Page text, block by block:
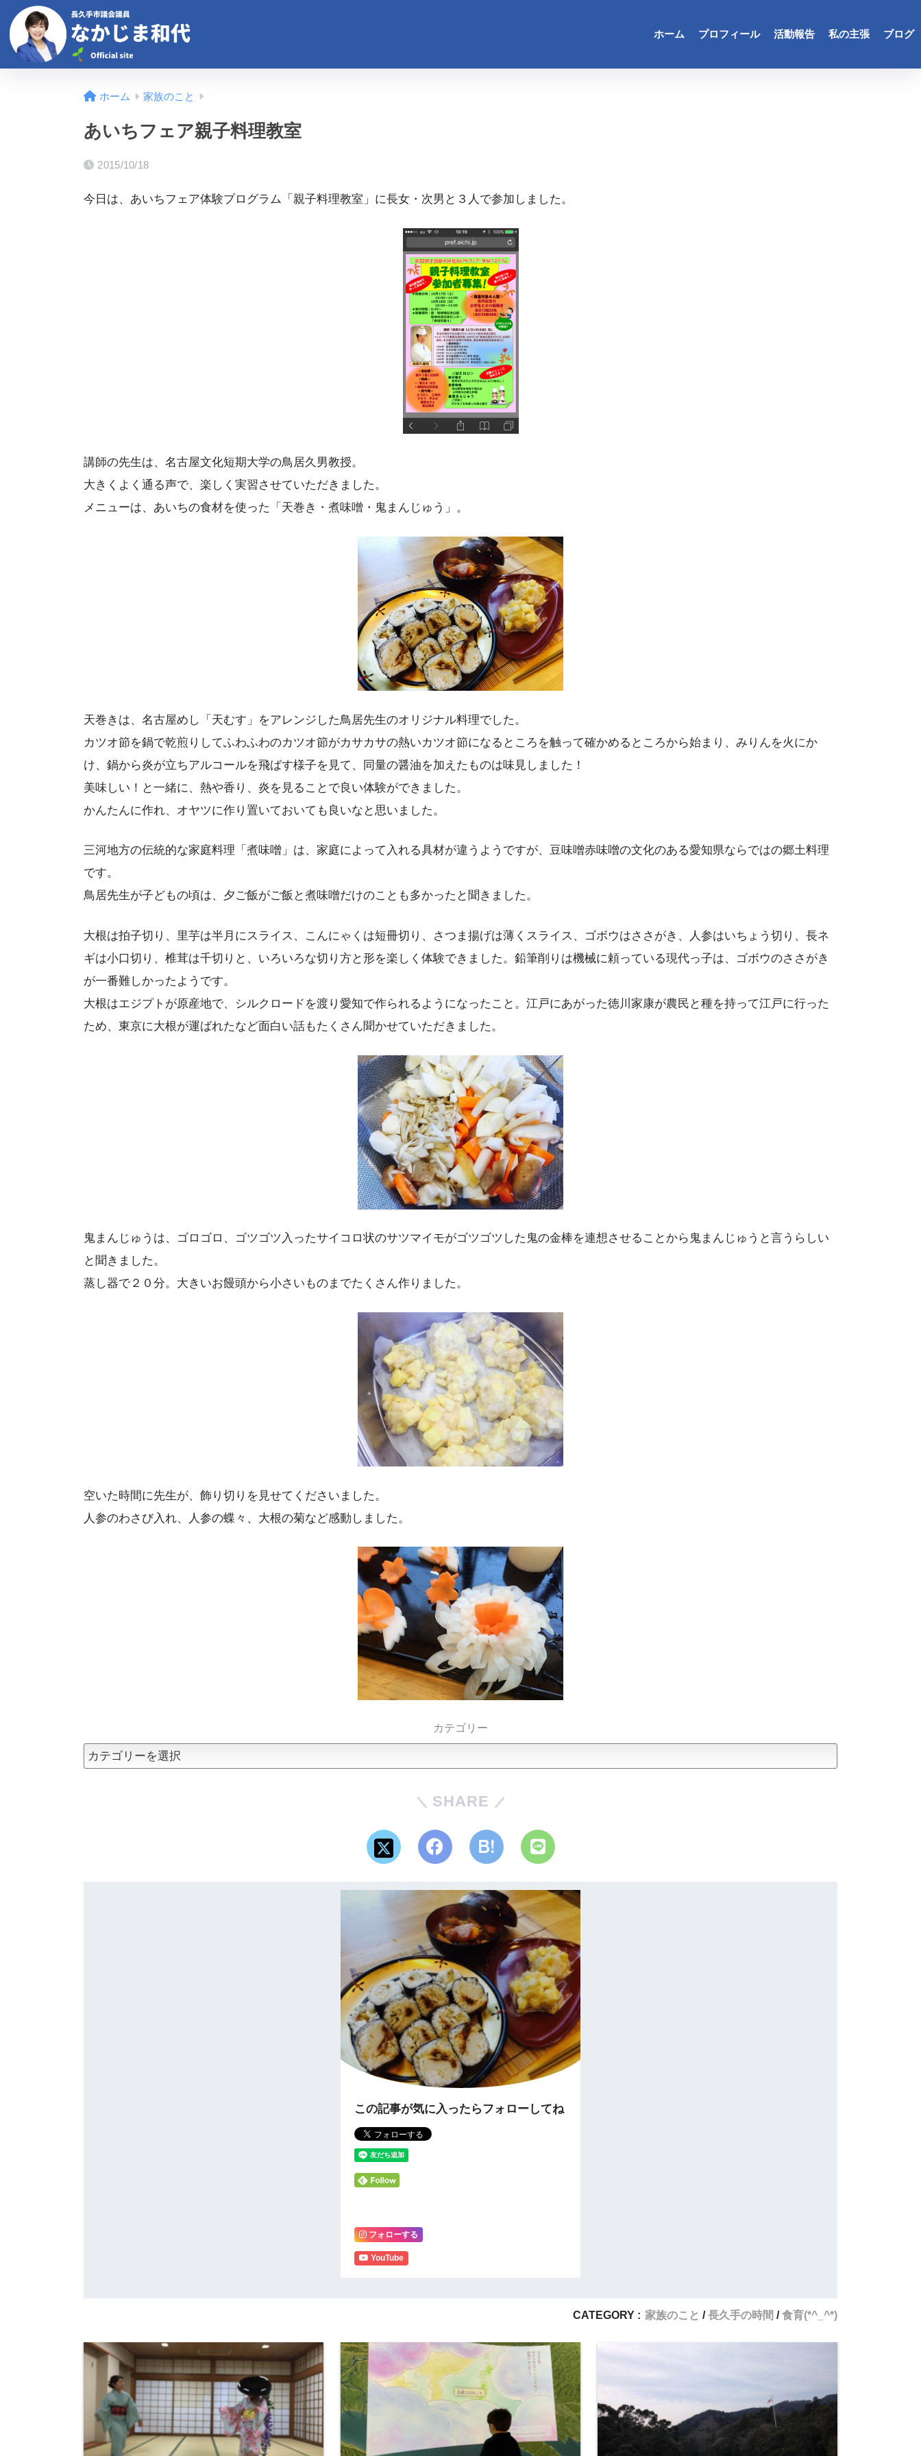
ホーム プロフィール 活動報告 私の主張 ブログ
ホーム 家族のこと
あいちフェア親子料理教室
2015/10/18
今日は、あいちフェア体験プログラム「親子料理教室」に長女・次男と３人で参加しました。
講師の先生は、名古屋文化短期大学の鳥居久男教授。
大きくよく通る声で、楽しく実習させていただきました。
メニューは、あいちの食材を使った「天巻き・煮味噌・鬼まんじゅう」。
天巻きは、名古屋めし「天むす」をアレンジした鳥居先生のオリジナル料理でした。
カツオ節を鍋で乾煎りしてふわふわのカツオ節がカサカサの熱いカツオ節になるところを触って確かめるところから始まり、みりんを火にか
け、鍋から炎が立ちアルコールを飛ばす様子を見て、同量の醤油を加えたものは味見しました！
美味しい！と一緒に、熱や香り、炎を見ることで良い体験ができました。
かんたんに作れ、オヤツに作り置いておいても良いなと思いました。
三河地方の伝統的な家庭料理「煮味噌」は、家庭によって入れる具材が違うようですが、豆味噌赤味噌の文化のある愛知県ならではの郷土料理
です。
鳥居先生が子どもの頃は、夕ご飯がご飯と煮味噌だけのことも多かったと聞きました。
大根は拍子切り、里芋は半月にスライス、こんにゃくは短冊切り、さつま揚げは薄くスライス、ゴボウはささがき、人参はいちょう切り、長ネ
ギは小口切り、椎茸は千切りと、いろいろな切り方と形を楽しく体験できました。鉛筆削りは機械に頼っている現代っ子は、ゴボウのささがき
が一番難しかったようです。
大根はエジプトが原産地で、シルクロードを渡り愛知で作られるようになったこと。江戸にあがった徳川家康が農民と種を持って江戸に行った
ため、東京に大根が運ばれたなど面白い話もたくさん聞かせていただきました。
鬼まんじゅうは、ゴロゴロ、ゴツゴツ入ったサイコロ状のサツマイモがゴツゴツした鬼の金棒を連想させることから鬼まんじゅうと言うらしい
と聞きました。
蒸し器で２０分。大きいお饅頭から小さいものまでたくさん作りました。
空いた時間に先生が、飾り切りを見せてくださいました。
人参のわさび入れ、人参の蝶々、大根の菊など感動しました。
カテゴリー
SHARE
この記事が気に入ったらフォローしてね
フォローする
YouTube
CATEGORY : 家族のこと 長久手の時間 食育(*^_^*)